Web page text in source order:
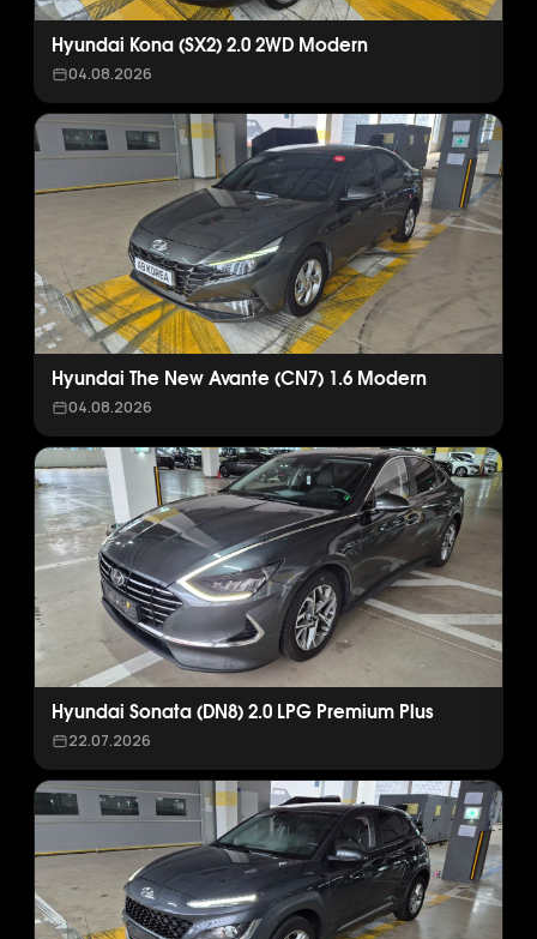
Hyundai Kona (SX2) 2.0 2WD Modern
04.08.2026
Hyundai The New Avante (CN7) 1.6 Modern
04.08.2026
Hyundai Sonata (DN8) 2.0 LPG Premium Plus
22.07.2026